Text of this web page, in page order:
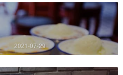
2021-07-29